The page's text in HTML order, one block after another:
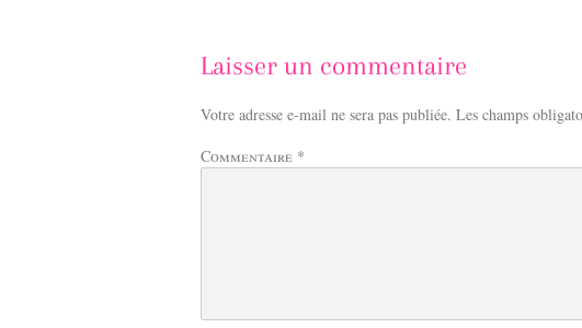
Laisser un commentaire
Votre adresse e-mail ne sera pas publiée. Les champs
Commentaire *